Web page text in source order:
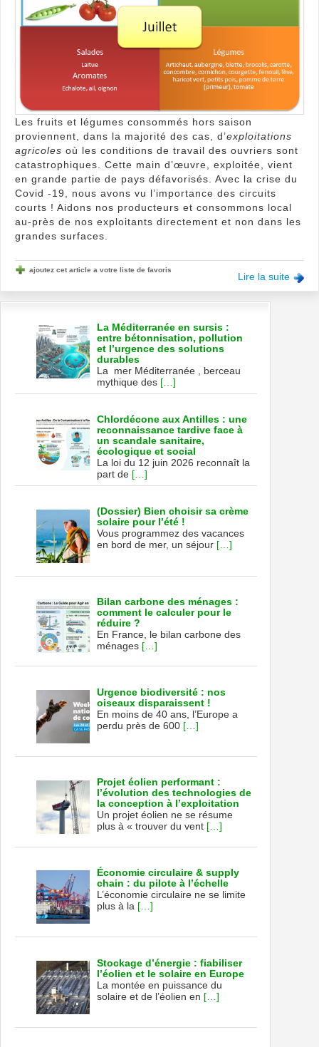
Les fruits et légumes consommés hors saison
proviennent, dans la majorité des cas, d’exploitations
agricoles où les conditions de travail des ouvriers sont
catastrophiques. Cette main d’œuvre, exploitée, vient
en grande partie de pays défavorisés. Avec la crise du
Covid -19, nous avons vu l’importance des circuits
courts ! Aidons nos producteurs et consommons local
au-près de nos exploitants directement et non dans les
grandes surfaces.
Lire la suite
ajoutez cet article a votre liste de favoris
La Méditerranée en sursis :
entre bétonnisation, pollution
et l’urgence des solutions
durables
La mer Méditerranée , berceau
mythique des […]
Chlordécone aux Antilles : une
reconnaissance tardive face à
un scandale sanitaire,
écologique et social
La loi du 12 juin 2026 reconnaît la
part de […]
(Dossier) Bien choisir sa crème
solaire pour l’été !
Vous programmez des vacances
en bord de mer, un séjour […]
Bilan carbone des ménages :
comment le calculer pour le
réduire ?
En France, le bilan carbone des
ménages […]
Urgence biodiversité : nos
oiseaux disparaissent !
En moins de 40 ans, l’Europe a
perdu près de 600 […]
Projet éolien performant :
l’évolution des technologies de
la conception à l’exploitation
Un projet éolien ne se résume
plus à « trouver du vent […]
Économie circulaire & supply
chain : du pilote à l’échelle
L’économie circulaire ne se limite
plus à la […]
Stockage d’énergie : fiabiliser
l’éolien et le solaire en Europe
La montée en puissance du
solaire et de l’éolien en […]